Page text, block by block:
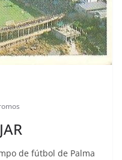
de fútbol de Palma